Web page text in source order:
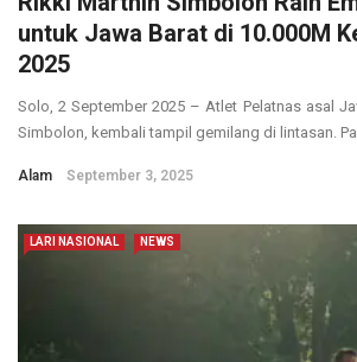
untuk Jawa Barat di 10.000M
2025
Solo, 2 September 2025 – Atlet Pelatnas asal
Simbolon, kembali tampil gemilang di lintasan.
Alam September 3, 2025
LARI NASIONAL NEWS